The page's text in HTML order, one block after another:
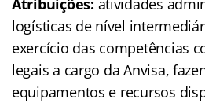
Atribuições: atividades
logísticas de nível
exercício das competências
legais a cargo da Anvisa,
equipamentos e recursos